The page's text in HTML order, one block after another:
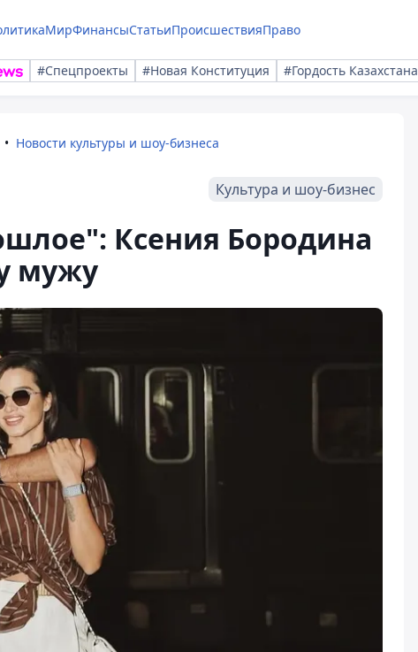
МирФинансыСтатьиПроисшествияПраво
#Спецпроекты #Новая Конституция #Гордость Казахстана
Новости культуры и шоу-бизнеса
Культура и шоу-бизнес
Ксения Бородина
мужу